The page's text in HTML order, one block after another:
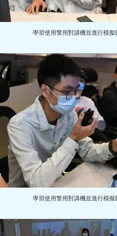
學習使用警用對講機並進行模
學習使用警用對講機並進行模